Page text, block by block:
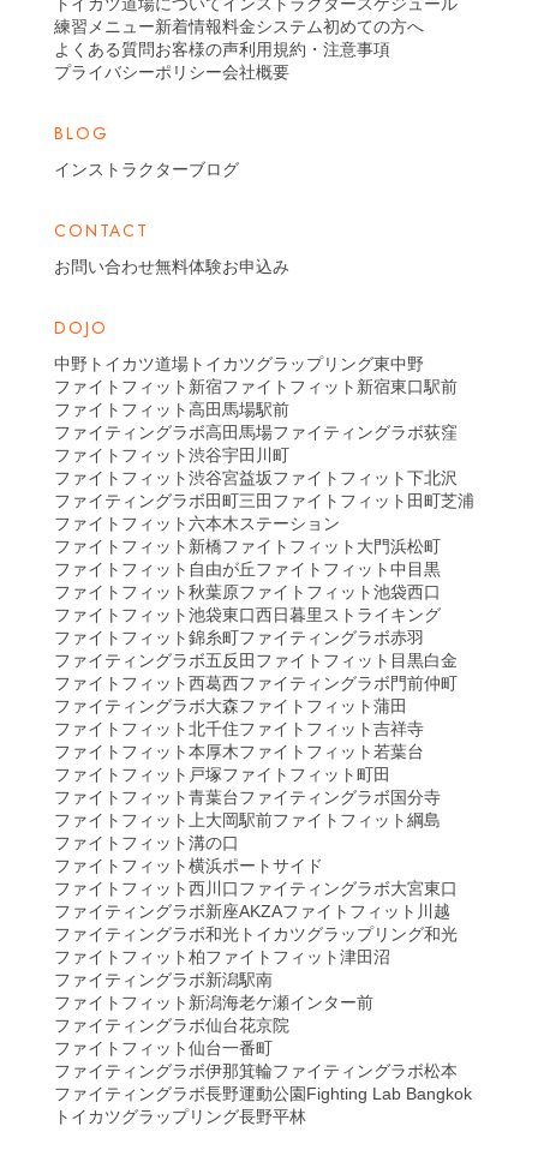
トイカツ道場についてインストラクタースケジュール
練習メニュー新着情報料金システム初めての方へ
よくある質問お客様の声利用規約・注意事項
プライバシーポリシー会社概要
BLOG
インストラクターブログ
CONTACT
お問い合わせ無料体験お申込み
DOJO
中野トイカツ道場トイカツグラップリング東中野
ファイトフィット新宿ファイトフィット新宿東口駅前
ファイトフィット高田馬場駅前
ファイティングラボ高田馬場ファイティングラボ荻窪
ファイトフィット渋谷宇田川町
ファイトフィット渋谷宮益坂ファイトフィット下北沢
ファイティングラボ田町三田 ファイトフィット田町芝浦
ファイトフィット六本木ステーション
ファイトフィット新橋ファイトフィット大門浜松町
ファイトフィット自由が丘ファイトフィット中目黒
ファイトフィット秋葉原ファイトフィット池袋西口
ファイトフィット池袋東口西日暮里ストライキング
ファイトフィット錦糸町ファイティングラボ赤羽
ファイティングラボ五反田 ファイトフィット目黒白金
ファイトフィット西葛西ファイティングラボ門前仲町
ファイティングラボ大森ファイトフィット蒲田
ファイトフィット北千住ファイトフィット吉祥寺
ファイトフィット本厚木ファイトフィット若葉台
ファイトフィット戸塚ファイトフィット町田
ファイトフィット青葉台ファイティングラボ国分寺
ファイトフィット上大岡駅前ファイトフィット綱島
ファイトフィット溝の口
ファイトフィット横浜ポートサイド
ファイトフィット西川口ファイティングラボ大宮東口
ファイティングラボ新座AKZAファイトフィット川越
ファイティングラボ和光トイカツグラップリング和光
ファイトフィット柏ファイトフィット津田沼
ファイティングラボ新潟駅南
ファイトフィット新潟海老ケ瀬インター前
ファイティングラボ仙台花京院
ファイトフィット仙台一番町
ファイティングラボ伊那箕輪ファイティングラボ松本
ファイティングラボ長野運動公園Fighting Lab Bangkok
トイカツグラップリング長野平林